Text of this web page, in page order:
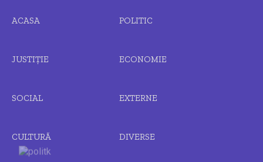
ACASA POLITIC
JUSTIȚIE ECONOMIE
SOCIAL EXTERNE
CULTURĂ DIVERSE